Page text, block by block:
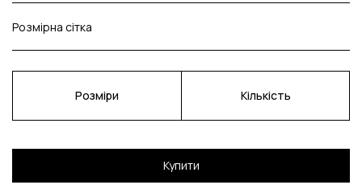
Розмірна сітка
Розміри Кількість
Купити